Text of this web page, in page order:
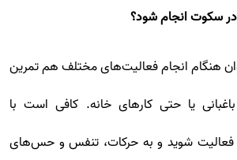
در سکوت انجام شود؟
هنگام انجام فعالیت‌های مختلف هم تمرین
یا حتی کارهای خانه. کافی است با
فعالیت شوید و به حرکات، تنفس و حس‌های